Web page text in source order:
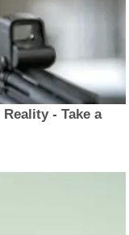
- Take a